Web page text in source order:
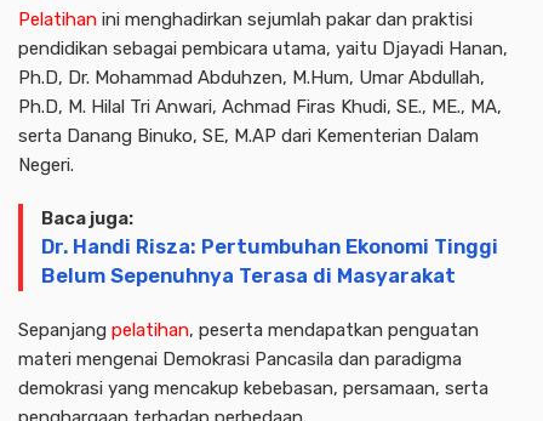
Pelatihan ini menghadirkan sejumlah pakar dan praktisi
pendidikan sebagai pembicara utama, yaitu Djayadi Hanan,
Ph.D, Dr. Mohammad Abduhzen, M.Hum, Umar Abdullah,
Ph.D, M. Hilal Tri Anwari, Achmad Firas Khudi, SE., ME., MA,
serta Danang Binuko, SE, M.AP dari Kementerian Dalam
Negeri.
Baca juga:
Dr. Handi Risza: Pertumbuhan Ekonomi Tinggi
Belum Sepenuhnya Terasa di Masyarakat
Sepanjang pelatihan, peserta mendapatkan penguatan
materi mengenai Demokrasi Pancasila dan paradigma
demokrasi yang mencakup kebebasan, persamaan, serta